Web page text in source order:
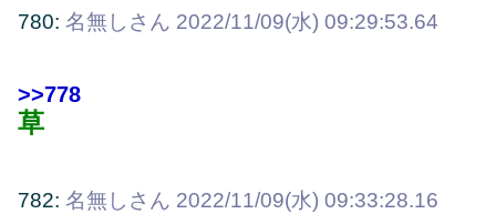
780: 名無しさん 2022/11/09(水) 09:29:53.64
>>778
草
782: 名無しさん 2022/11/09(水) 09:33:28.16